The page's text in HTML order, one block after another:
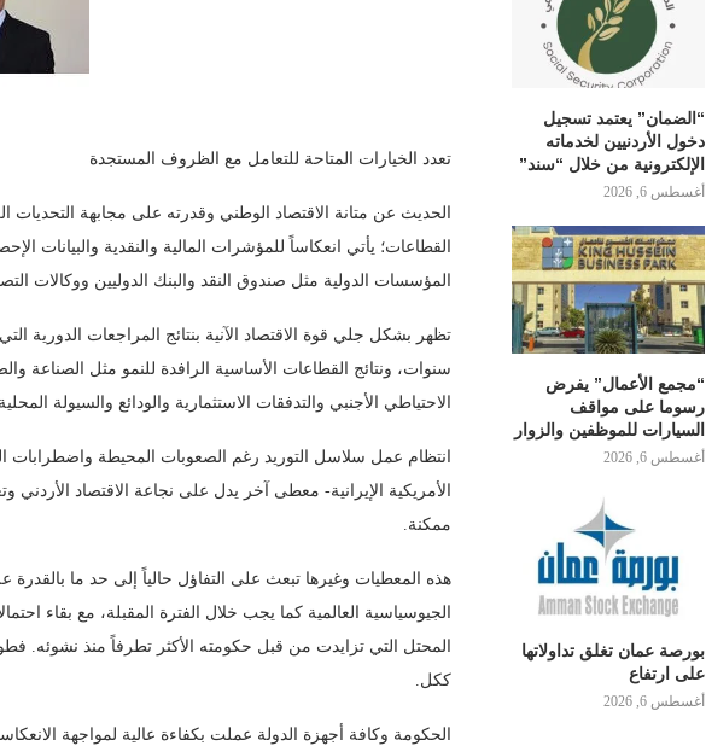
تعدد الخيارات المتاحة للتعامل مع الظروف المستجدة
الحديث عن متانة الاقتصاد الوطني وقدرته على مجابهة التحديات
القطاعات؛ يأتي انعكاساً للمؤشرات المالية والنقدية والبيانات
المؤسسات الدولية مثل صندوق النقد والبنك الدوليين ووكالات
تظهر بشكل جلي قوة الاقتصاد الآنية بنتائج المراجعات الدورية
سنوات، ونتائج القطاعات الأساسية الرافدة للنمو مثل الصناعة
الاحتياطي الأجنبي والتدفقات الاستثمارية والودائع والسيولة
انتظام عمل سلاسل التوريد رغم الصعوبات المحيطة
الأمريكية الإيرانية- معطى آخر يدل على نجاعة الاقتصاد
ممكنة.
هذه المعطيات وغيرها تبعث على التفاؤل حالياً إلى حد ما
الجيوسياسية العالمية كما يجب خلال الفترة المقبلة، مع بقاء
المحتل التي تزايدت من قبل حكومته الأكثر تطرفاً منذ
ككل.
الحكومة وكافة أجهزة الدولة عملت بكفاءة عالية لمواجهة
“الضمان” يعتمد تسجيل
دخول الأردنيين لخدماته
الإلكترونية من خلال “سند”
أغسطس 6, 2026
“مجمع الأعمال” يفرض
رسوما على مواقف
السيارات للموظفين والزوار
أغسطس 6, 2026
بورصة عمان تغلق تداولاتها
على ارتفاع
أغسطس 6, 2026